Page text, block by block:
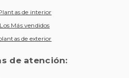
de interior
Los Más vendidos
de exterior
de atención: